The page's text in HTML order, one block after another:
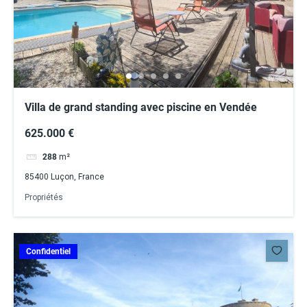
Villa de grand standing avec piscine en Vendée
625.000 €
288 m²
85400 Luçon, France
Propriétés
Confidentiel